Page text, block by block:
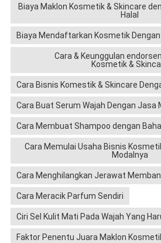
Biaya Maklon Kosmetik & Skincare
Halal
Biaya Mendaftarkan Kosmetik
Cara & Keunggulan
Kosmetik &
Cara Bisnis Komestik & Skincare
Cara Buat Serum Wajah Dengan Jasa
Cara Membuat Shampoo dengan
Cara Memulai Usaha Bisnis
Modalnya
Cara Menghilangkan Jerawat
Cara Meracik Parfum Sendiri
Ciri Sel Kulit Mati Pada Wajah Yang
Faktor Penentu Juara Maklon